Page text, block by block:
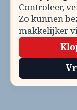
Controleer,
Zo kunnen
makkelijker